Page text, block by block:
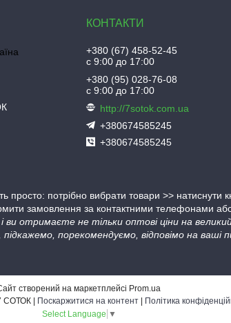
+380 (67) 458-52-45
с 9:00 до 17:00
+380 (95) 028-76-08
с 9:00 до 17:00
http://7sotok.com.ua
+380674585245
+380674585245
просто: потрібно вибрати товари >> натиснути
замовлення за контактними телефонами
ви отримаєте не тільки оптові ціни на
порекомендуємо, відповімо на
створений на маркетплейсі Prom.ua
Поскаржитися на контент
Політика
Select Language ▼